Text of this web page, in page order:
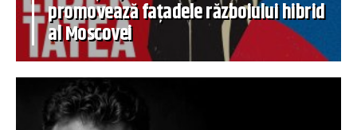
promovează fațadele războiului hibrid
al Moscovei